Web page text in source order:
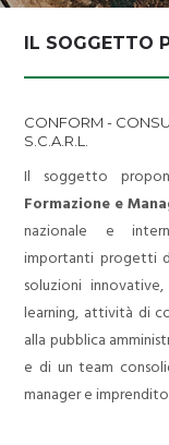
PRIVACY POLICY
IL SOGGETTO
CONFORM -
S.C.A.R.L.
Il soggetto
Formazione e
nazionale e
importanti progetti
soluzioni
learning, attività di
alla pubblica
e di un team
manager e